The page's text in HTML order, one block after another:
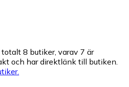
8 butiker, varav 7 är
och har direktlänk till butiken.